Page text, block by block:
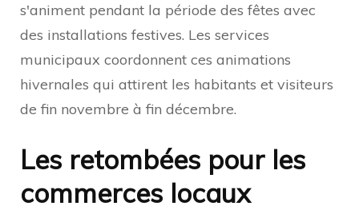
s'animent pendant la période des fêtes avec
des installations festives. Les services
municipaux coordonnent ces animations
hivernales qui attirent les habitants et visiteurs
de fin novembre à fin décembre.
Les retombées pour les
commerces locaux